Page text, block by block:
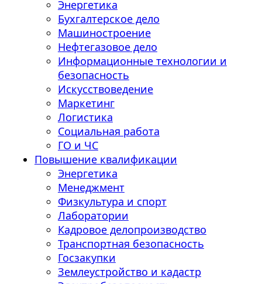
Энергетика
Бухгалтерское дело
Машиностроение
Нефтегазовое дело
Информационные технологии и
безопасность
Искусствоведение
Маркетинг
Логистика
Социальная работа
ГО и ЧС
Повышение квалификации
Энергетика
Менеджмент
Физкультура и спорт
Лаборатории
Кадровое делопроизводство
Транспортная безопасность
Госзакупки
Землеустройство и кадастр